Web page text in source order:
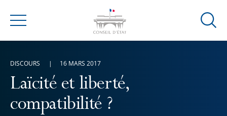
Menu
Ouvrir
Laïcité et liberté,
compatibilité ?
DISCOURS 16 MARS 2017